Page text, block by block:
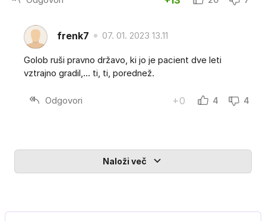
frenk7 07. 01. 2023 13.11
Golob ruši pravno državo, ki jo je pacient dve leti
vztrajno gradil,... ti, ti, porednež.
Odgovori +0 4 4
Naloži več